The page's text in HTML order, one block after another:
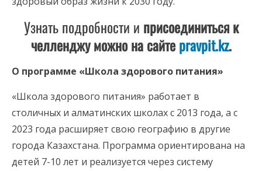
Узнать подробности и присоединиться к
челленджу можно на сайтеpravpit.kz.
О программе «Школа здорового питания»
«Школа здорового питания» работает в
столичных и алматинских школах с 2013 года, а с
2023 года расширяет свою географию в другие
города Казахстана. Программа ориентирована на
детей 7-10 лет и реализуется через систему